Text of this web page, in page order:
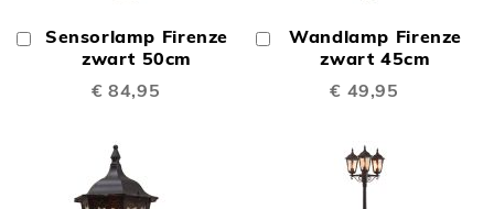
Sensorlamp Firenze
zwart 50cm
€ 84,95
In
Winkelwagen
Wandlamp Firenze
zwart 45cm
€ 49,95
Winkelwagen